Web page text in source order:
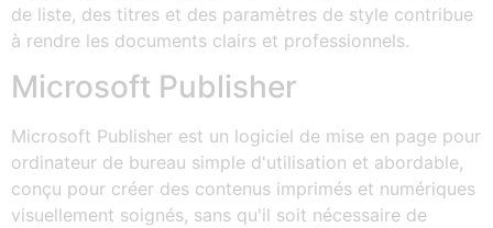
de liste, des titres et des paramètres de style contribue
à rendre les documents clairs et professionnels.
Microsoft Publisher
Microsoft Publisher est un logiciel de mise en page pour
ordinateur de bureau simple d'utilisation et abordable,
conçu pour créer des contenus imprimés et numériques
visuellement soignés, sans qu'il soit nécessaire de